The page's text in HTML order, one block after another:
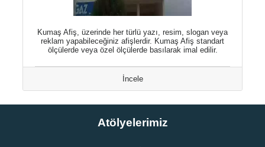
Kumaş Afiş, üzerinde her türlü yazı, resim, slogan veya
reklam yapabileceğiniz afişlerdir. Kumaş Afiş standart
ölçülerde veya özel ölçülerde basılarak imal edilir.
İncele
Atölyelerimiz